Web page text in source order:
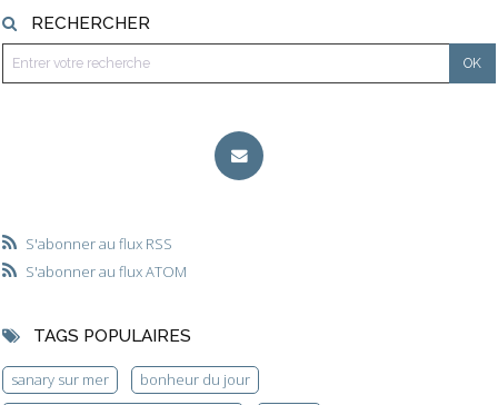
RECHERCHER
S'abonner au flux RSS
S'abonner au flux ATOM
TAGS POPULAIRES
sanary sur mer
bonheur du jour